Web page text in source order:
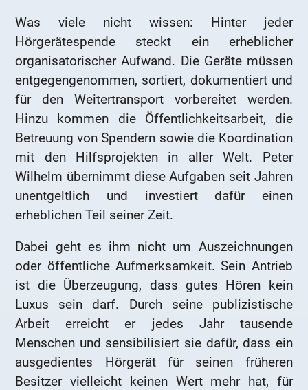
Was viele nicht wissen: Hinter jeder
Hörgerätespende steckt ein erheblicher
organisatorischer Aufwand. Die Geräte müssen
entgegengenommen, sortiert, dokumentiert und
für den Weitertransport vorbereitet werden.
Hinzu kommen die Öffentlichkeitsarbeit, die
Betreuung von Spendern sowie die Koordination
mit den Hilfsprojekten in aller Welt. Peter
Wilhelm übernimmt diese Aufgaben seit Jahren
unentgeltlich und investiert dafür einen
erheblichen Teil seiner Zeit.
Dabei geht es ihm nicht um Auszeichnungen
oder öffentliche Aufmerksamkeit. Sein Antrieb
ist die Überzeugung, dass gutes Hören kein
Luxus sein darf. Durch seine publizistische
Arbeit erreicht er jedes Jahr tausende
Menschen und sensibilisiert sie dafür, dass ein
ausgedientes Hörgerät für seinen früheren
Besitzer vielleicht keinen Wert mehr hat, für